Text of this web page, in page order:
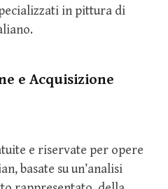
in pittura di
e Acquisizione
e riservate per opere
basate su un’analisi